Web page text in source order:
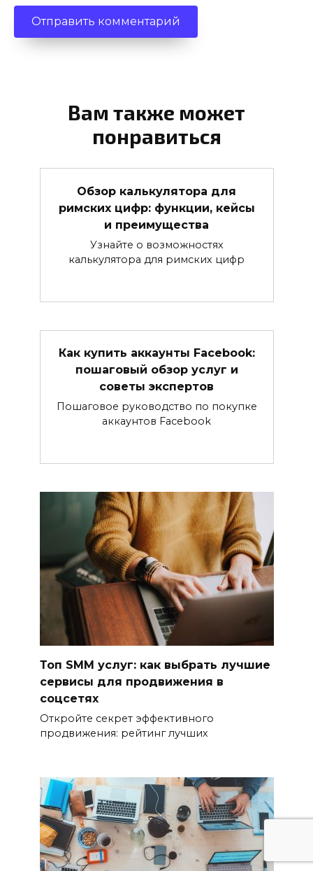
Вам также может
понравиться
Обзор калькулятора для
римских цифр: функции, кейсы
и преимущества
Узнайте о возможностях
калькулятора для римских цифр
Как купить аккаунты Facebook:
пошаговый обзор услуг и
советы экспертов
Пошаговое руководство по покупке
аккаунтов Facebook
Топ SMM услуг: как выбрать лучшие
сервисы для продвижения в
соцсетях
Откройте секрет эффективного
продвижения: рейтинг лучших